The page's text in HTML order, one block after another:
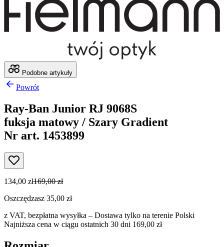
Podobne artykuły
Powrót
Ray-Ban Junior RJ 9068S
fuksja matowy / Szary Gradient
Nr art. 1453899
134,00 zł169,00 zł
Oszczędzasz 35,00 zł
z VAT, bezpłatna wysyłka – Dostawa tylko na terenie Polski
Najniższa cena w ciągu ostatnich 30 dni 169,00 zł